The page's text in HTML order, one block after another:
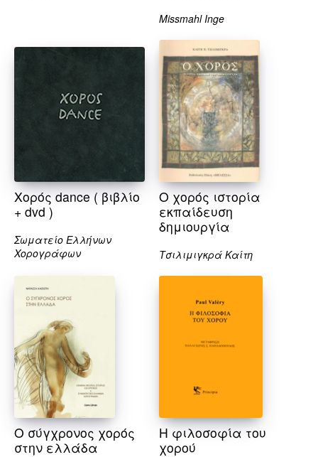
Μissmahl Inge
Χορός dance ( βιβλίο
+ dvd )
Σωματείο Ελλήνων
Χορογράφων
Ο χορός ιστορία
εκπαίδευση
δημιουργία
Τσιλιμιγκρά Καίτη
Ο σύγχρονος χορός
στην ελλάδα
Η φιλοσοφία του
χορού